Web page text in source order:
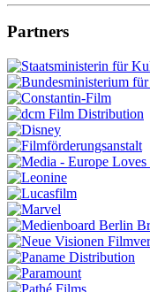
Partners